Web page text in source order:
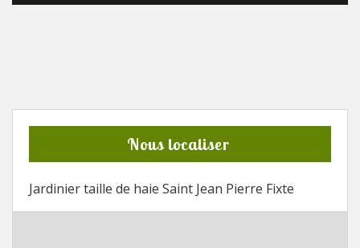
Nous localiser
Jardinier taille de haie Saint Jean Pierre Fixte